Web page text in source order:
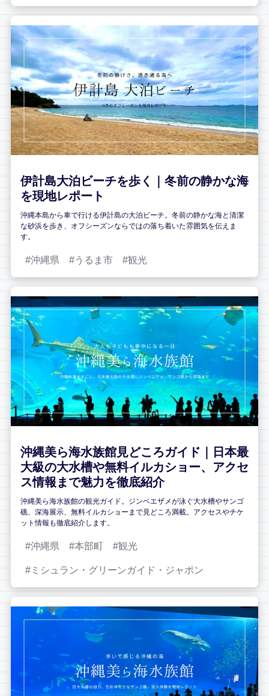
伊計島大泊ビーチを歩く｜冬前の静かな海
を現地レポート
沖縄本島から車で行ける伊計島の大泊ビーチ。冬前の静かな海と清潔
な砂浜を歩き、オフシーズンならではの落ち着いた雰囲気を伝えま
す。
沖縄県 うるま市 観光
沖縄美ら海水族館見どころガイド｜日本最
大級の大水槽や無料イルカショー、アクセ
ス情報まで魅力を徹底紹介
沖縄美ら海水族館の観光ガイド。ジンベエザメが泳ぐ大水槽やサンゴ
礁、深海展示、無料イルカショーまで見どころ満載。アクセスやチケ
ット情報も徹底紹介します。
沖縄県 本部町 観光
ミシュラン・グリーンガイド・ジャポン